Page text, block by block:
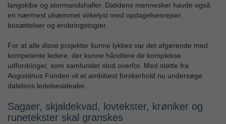
langskibe og stormandshaller. Datidens mennesker havde også
en nærmest uhæmmet virkelyst med opdagelsesrejser,
bosættelser og erobringstogter.
For at alle disse projekter kunne lykkes var det afgørende med
kompetente ledere, der kunne håndtere de komplekse
udfordringer, som samfundet stod overfor. Med støtte fra
Augustinus Fonden vil et ambitiøst forskerhold nu undersøge
datidens ledelsesidealer.
Sagaer, skjaldekvad, lovtekster, krøniker og
runetekster skal granskes